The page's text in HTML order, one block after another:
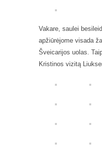
Vakare, saulei
apžiūrėjome visada
Šveicarijos uolas.
Kristinos vizitą